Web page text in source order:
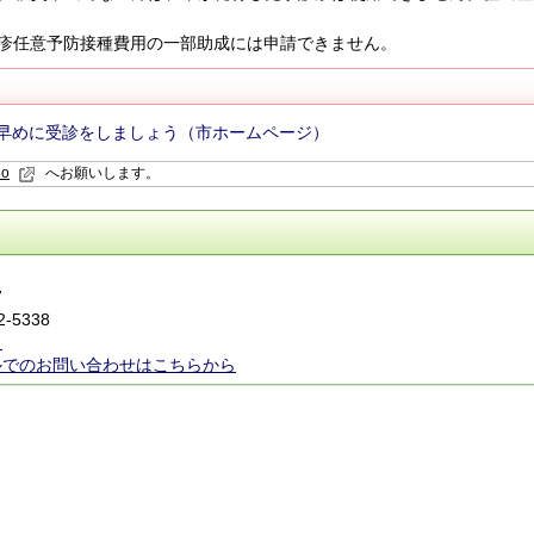
意予防接種費用の一部助成には申請できません。
に受診をしましょう（市ホームページ）
へお願いします。
5338
のお問い合わせはこちらから